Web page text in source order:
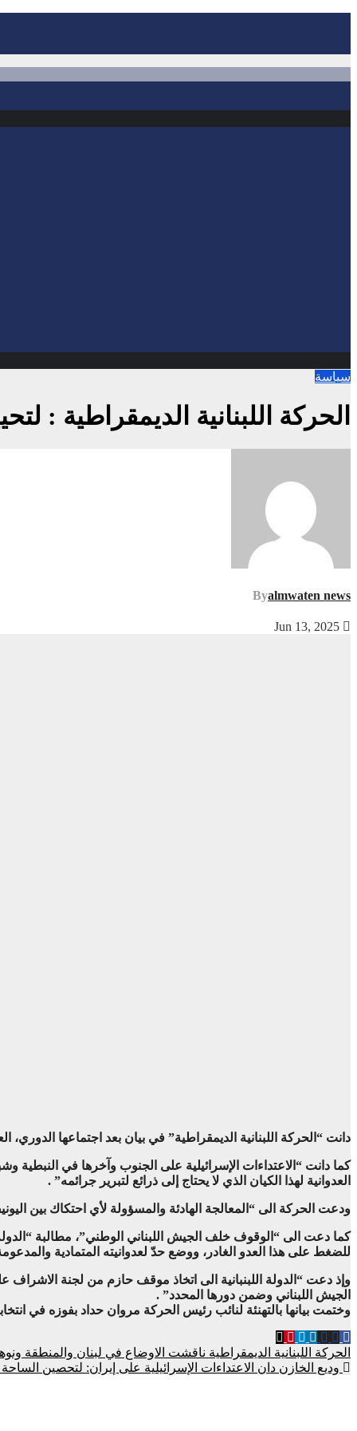
سياسة
الحركة اللبنانية الديمقراطية :
Byalmwaten news
دانت “الحركة اللبنانية الديمقراطية” في بيان بعد اجتماعها
كما دانت “الاعتداءات الإسرائيلية على الجنوب وآخرها في
‏العدوانية لهذا الكيان الذي لا يحتاج إلى ذرائع لتبرير جرائمه” .
ودعت الحركة الى “المعالجة الهادئة والمسؤولة لأي احتكاك بين
كما دعت الى “الوقوف خلف الجيش اللبناني الوطني”، مطالبة
للضغط على هذا العدو الغادر، ووضع ‏حدّ لعدوانيته المتمادية
الجيش اللبناني وضمن دورها المحدد” .
وختمت بيانها بالتهنئة لنائب رئيس الحركة مروان حداد بفوزه في
Post
navigation
الحركة اللبنانية الديمقراطية ناقشت الاوضاع في لبنان والمنطقة
وديع الخازن دان الاعتداءات الإسرائيلية على إيران: لتحصين الساحة